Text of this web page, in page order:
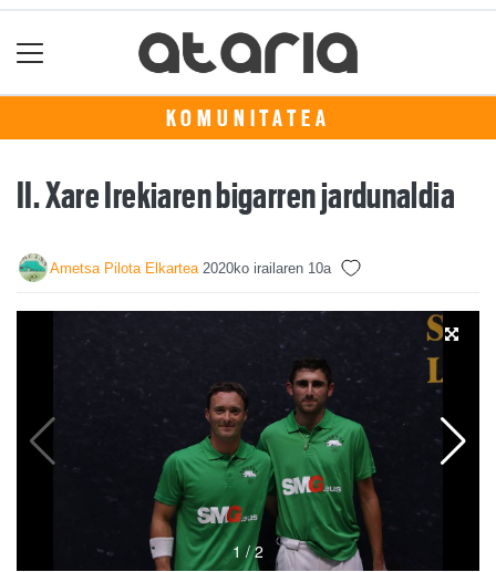
KOMUNITATEA
II. Xare Irekiaren bigarren jardunaldia
Ametsa Pilota Elkartea 2020ko irailaren 10a